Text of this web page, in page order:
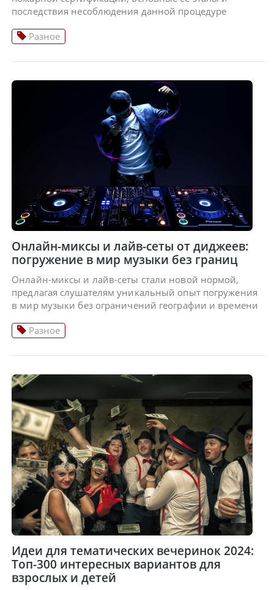
последствия несоблюдения данной процедуре
Разное
Онлайн-миксы и лайв-сеты от диджеев:
погружение в мир музыки без границ
Онлайн-миксы и лайв-сеты стали новой нормой,
предлагая слушателям уникальный опыт погружения
в мир музыки без ограничений географии и времени
Разное
Идеи для тематических вечеринок 2024:
Топ-300 интересных вариантов для
взрослых и детей